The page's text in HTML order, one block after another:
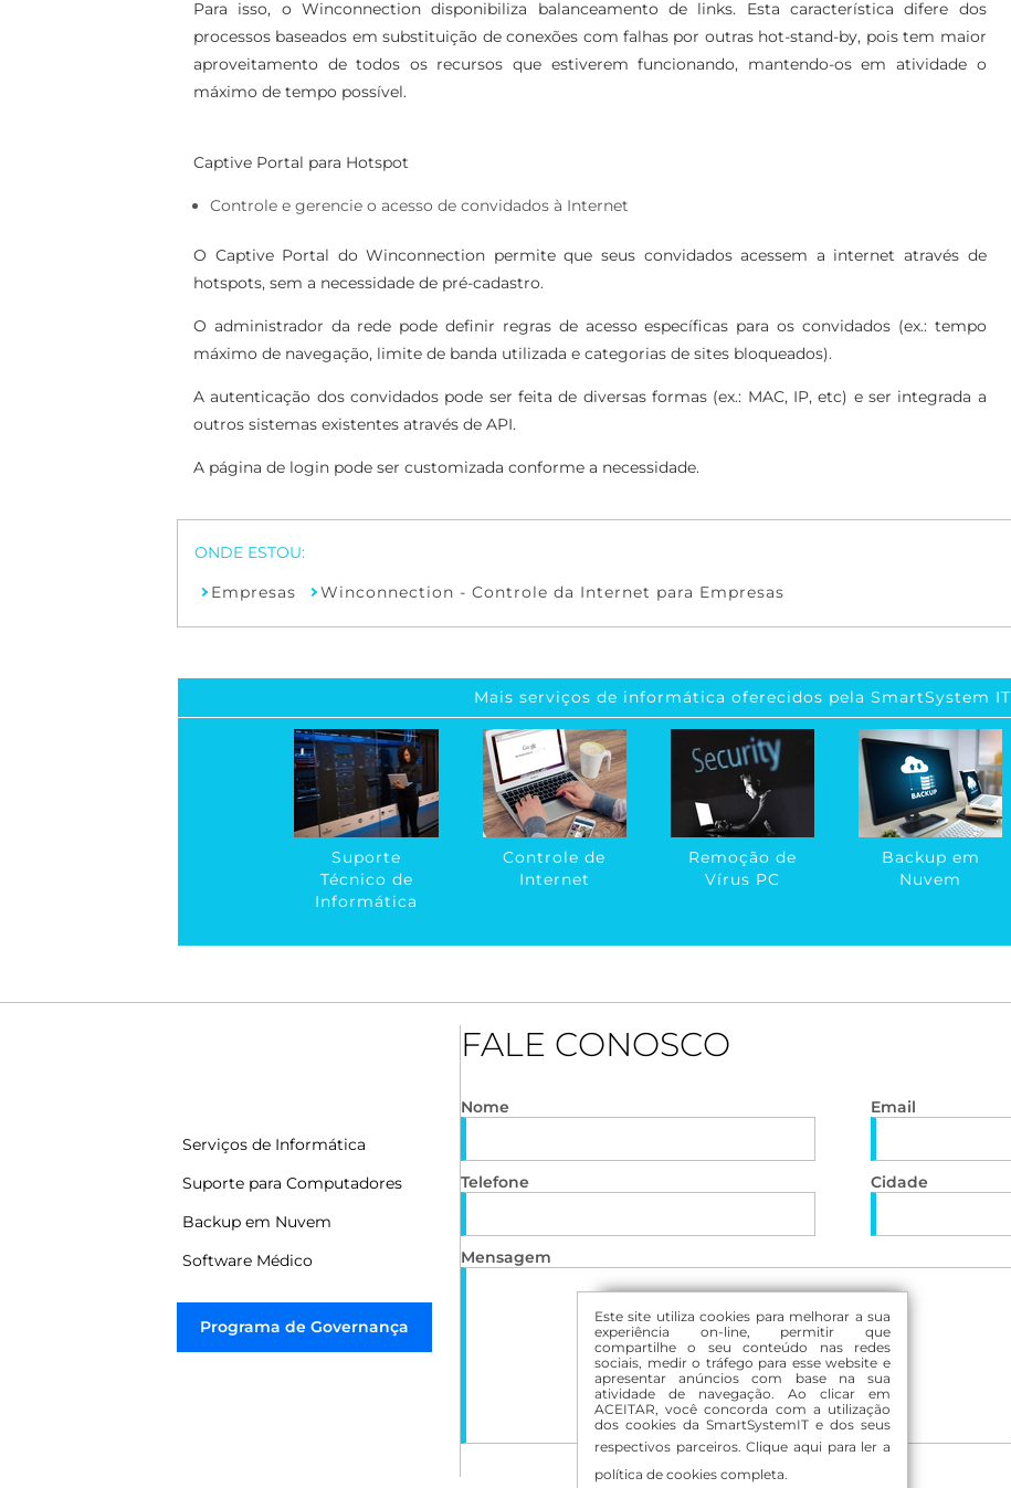
Para isso, o Winconnection disponibiliza balanceamento de links. Esta característica difere dos
processos baseados em substituição de conexões com falhas por outras hot-stand-by, pois tem maior
aproveitamento de todos os recursos que estiverem funcionando, mantendo-os em atividade o
máximo de tempo possível.
Captive Portal para Hotspot
Controle e gerencie o acesso de convidados à Internet
O Captive Portal do Winconnection permite que seus convidados acessem a internet através de
hotspots, sem a necessidade de pré-cadastro.
O administrador da rede pode definir regras de acesso específicas para os convidados (ex.: tempo
máximo de navegação, limite de banda utilizada e categorias de sites bloqueados).
A autenticação dos convidados pode ser feita de diversas formas (ex.: MAC, IP, etc) e ser integrada a
outros sistemas existentes através de API.
A página de login pode ser customizada conforme a necessidade.
Empresas Winconnection - Controle da Internet para Empresas
Mais serviços de informática oferecidos pela SmartSystem IT
Suporte
Técnico de
Informática
Controle de
Internet
Remoção de
Vírus PC
Backup em
Nuvem
Serviços de Informática
Suporte para Computadores
Backup em Nuvem
Software Médico
Programa de Governança
FALE CONOSCO
Nome Email
Telefone Cidade
Mensagem
Este site utiliza cookies para melhorar a sua
experiência on-line, permitir que
compartilhe o seu conteúdo nas redes
sociais, medir o tráfego para esse website e
apresentar anúncios com base na sua
atividade de navegação. Ao clicar em
ACEITAR, você concorda com a utilização
dos cookies da SmartSystemIT e dos seus
respectivos parceiros.Clique aqui para ler a
política de cookies completa.